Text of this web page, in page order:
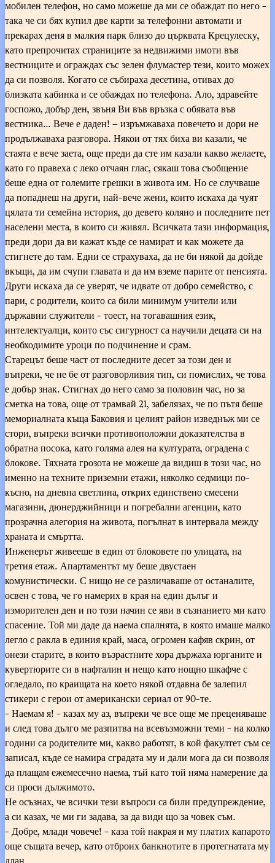
мобилен телефон, но само можеше да ми се обаждат по него -
така че си бях купил две карти за телефонни автомати и
прекарах деня в малкия парк близо до църквата Крецулеску,
като препрочитах страниците за недвижими имоти във
вестниците и ограждах със зелен флумастер тези, които можех
да си позволя. Когато се събираха десетина, отивах до
близката кабинка и се обаждах по телефона. Ало, здравейте
госпожо, добър ден, звъня Ви във връзка с обявата във
вестника... Вече е даден! – изръмжаваха повечето и дори не
продължаваха разговора. Някои от тях биха ви казали, че
стаята е вече заета, още преди да сте им казали какво желаете,
като го правеха с леко отчаян глас, сякаш това съобщение
беше една от големите грешки в живота им. Но се случваше
да попаднеш на други, най-вече жени, които искаха да чуят
цялата ти семейна история, до девето коляно и последните пет
населени места, в които си живял. Всичката тази информация,
преди дори да ви кажат къде се намират и как можете да
стигнете до там. Едни се страхуваха, да не би някой да дойде
вкъщи, да им счупи главата и да им вземе парите от пенсията.
Други искаха да се уверят, че идвате от добро семейство, с
пари, с родители, които са били минимум учители или
държавни служители - тоест, на тогавашния език,
интелектуалци, които със сигурност са научили децата си на
необходимите уроци по подчинение и срам.
Старецът беше част от последните десет за този ден и
въпреки, че не бе от разговорливия тип, си помислих, че това
е добър знак. Стигнах до него само за половин час, но за
сметка на това, още от трамвай 21, забелязах, че по пътя беше
мемориалната къща Баковия и целият район изведнъж ми се
стори, въпреки всички противоположни доказателства в
обратна посока, като голяма алея на културата, оградена с
блокове. Тяхната грозота не можеше да видиш в този час, но
именно на техните приземни етажи, няколко седмици по-
късно, на дневна светлина, открих единствено смесени
магазини, дюнерджийници и погребални агенции, като
прозрачна алегория на живота, погълнат в интервала между
храната и смъртта.
Инженерът живееше в един от блоковете по улицата, на
третия етаж. Апартаментът му беше двустаен
комунистически. С нищо не се различаваше от останалите,
освен с това, че го намерих в края на един дълъг и
изморителен ден и по този начин се яви в съзнанието ми като
спасение. Той ми даде да наема спалнята, в която имаше малко
легло с ракла в единия край, маса, огромен кафяв скрин, от
онези старите, в които възрастните хора държаха юрганите и
кувертюрите си в нафталин и нещо като нощно шкафче с
огледало, по краищата на което някой отдавна бе залепил
стикери с герои от американски сериал от 90-те.
- Наемам я! - казах му аз, въпреки че все още ме преценяваше
и след това дълго ме разпитва на всевъзможни теми - на колко
години са родителите ми, какво работят, в кой факултет съм се
записал, къде се намира сградата му и дали мога да си позволя
да плащам ежемесечно наема, тъй като той няма намерение да
си проси дължимото.
Не осъзнах, че всички тези въпроси са били предупреждение,
а си казах, че ми ги задава, за да види що за човек съм.
- Добре, млади човече! - каза той накрая и му платих капарото
още същата вечер, като отброих банкнотите в протегнатата му